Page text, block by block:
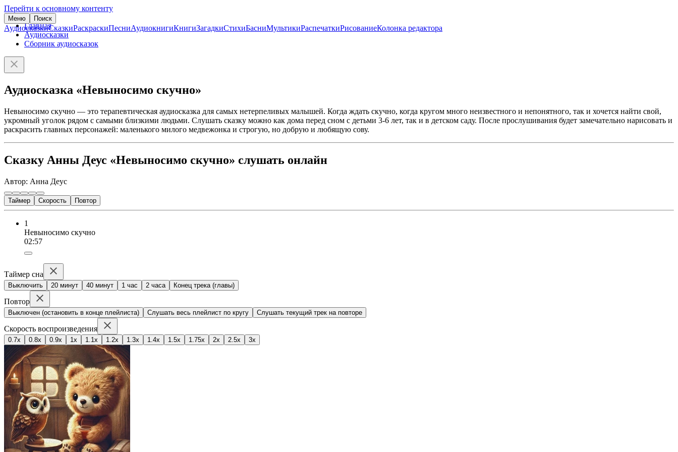
Перейти к основному контенту
Меню Поиск
АудиосказкиСказкиРаскраскиПесниАудиокнигиКнигиЗагадкиСтихиБасниМультикиРаспечаткиРисованиеКолонка редактора
Главная
Аудиосказки
Сборник аудиосказок
Аудиосказка «Невыносимо скучно»
Невыносимо скучно — это терапевтическая аудиосказка для самых нетерпеливых малышей. Когда ждать скучно, когда кругом много неизвестного и непонятного, так и хочется найти свой,
укромный уголок рядом с самыми близкими людьми. Слушать сказку можно как дома перед сном с детьми 3-6 лет, так и в детском саду. После прослушивания будет замечательно нарисовать и
раскрасить главных персонажей: маленького милого медвежонка и строгую, но добрую и любящую сову.
Сказку Анны Деус «Невыносимо скучно» слушать онлайн
Автор: Анна Деус
Таймер Скорость Повтор
1
Невыносимо скучно
02:57
Таймер сна
Выключить 20 минут 40 минут 1 час 2 часа Конец трека (главы)
Повтор
Выключен (остановить в конце плейлиста) Слушать весь плейлист по кругу Слушать текущий трек на повторе
Скорость воспроизведения
0.7x 0.8x 0.9x 1x 1.1x 1.2x 1.3x 1.4x 1.5x 1.75x 2x 2.5x 3x